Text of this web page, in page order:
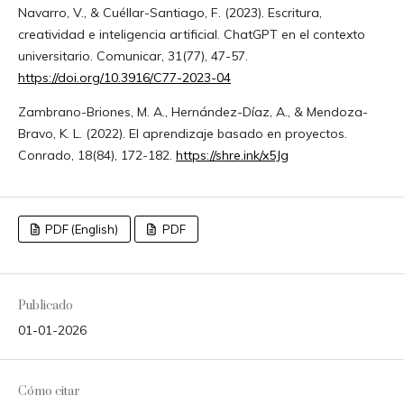
Navarro, V., & Cuéllar-Santiago, F. (2023). Escritura,
creatividad e inteligencia artificial. ChatGPT en el contexto
universitario. Comunicar, 31(77), 47-57.
https://doi.org/10.3916/C77-2023-04
Zambrano-Briones, M. A., Hernández-Díaz, A., & Mendoza-
Bravo, K. L. (2022). El aprendizaje basado en proyectos.
Conrado, 18(84), 172-182. https://shre.ink/x5Jg
PDF (English) PDF
Publicado
01-01-2026
Cómo citar